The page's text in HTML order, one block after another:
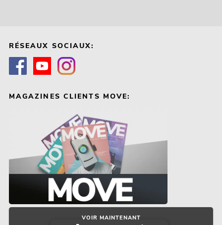
-16%
EUROLITE Jeu de lumières FX LED KLS
barre laser
No. 51741090
Le stock suffit pour env. 12 semaines.
318,49€
RÉSEAUX SOCIAUX:
MAGAZINES CLIENTS MOVE:
VOIR MAINTENANT